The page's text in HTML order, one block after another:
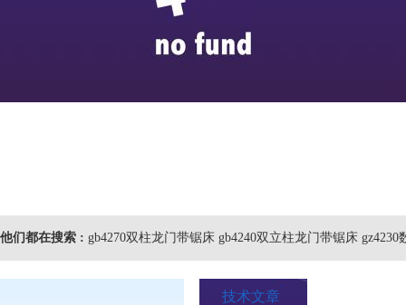
他们都在搜索 : gb4270双柱龙门带锯床 gb4240双立柱龙门带锯床
技术文章